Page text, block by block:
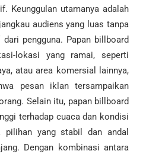
Keunggulan utamanya adalah
audiens yang luas tanpa
pengguna. Papan billboard
lokasi yang ramai, seperti
atau area komersial lainnya,
pesan iklan tersampaikan
Selain itu, papan billboard
terhadap cuaca dan kondisi
pilihan yang stabil dan andal
Dengan kombinasi antara